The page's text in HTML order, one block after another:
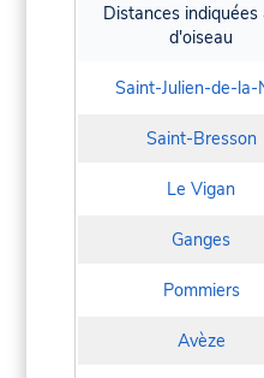
Distances indiquées
d'oiseau
Saint-Julien-de-la-
Saint-Bresson
Le Vigan
Ganges
Pommiers
Avèze